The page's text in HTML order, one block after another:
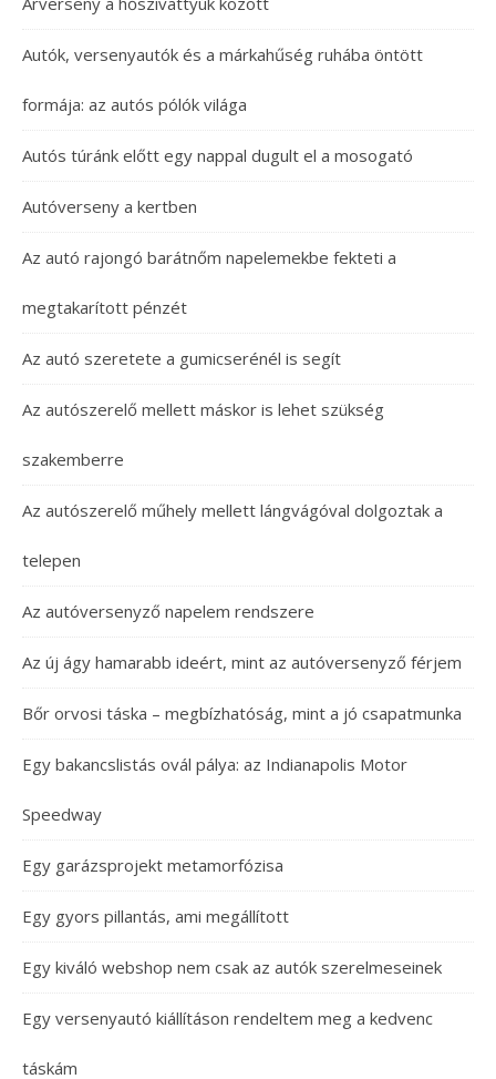
Autók, versenyautók és a márkahűség ruhába öntött
formája: az autós pólók világa
Autós túránk előtt egy nappal dugult el a mosogató
Autóverseny a kertben
Az autó rajongó barátnőm napelemekbe fekteti a
megtakarított pénzét
Az autó szeretete a gumicserénél is segít
Az autószerelő mellett máskor is lehet szükség
szakemberre
Az autószerelő műhely mellett lángvágóval dolgoztak a
telepen
Az autóversenyző napelem rendszere
Az új ágy hamarabb ideért, mint az autóversenyző férjem
Bőr orvosi táska – megbízhatóság, mint a jó csapatmunka
Egy bakancslistás ovál pálya: az Indianapolis Motor
Speedway
Egy garázsprojekt metamorfózisa
Egy gyors pillantás, ami megállított
Egy kiváló webshop nem csak az autók szerelmeseinek
Egy versenyautó kiállításon rendeltem meg a kedvenc
táskám